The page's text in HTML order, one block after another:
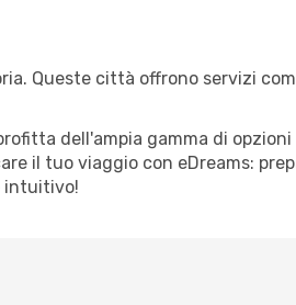
Queste città offrono servizi
dell'ampia gamma di opzioni
il tuo viaggio con eDreams:
intuitivo!